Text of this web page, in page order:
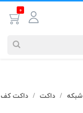
0
/ داکت / داکت